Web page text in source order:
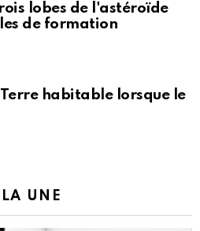
lobes de l'astéroïde
de formation
habitable lorsque le
UNE